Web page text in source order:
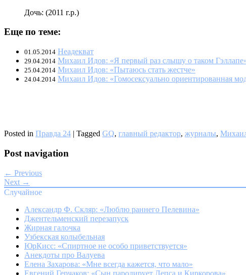
Дочь: (2011 г.р.)
Еще по теме:
01.05.2014 Неадекват
29.04.2014 Михаил Идов: «Я первый раз слышу о таком
25.04.2014 Михаил Идов: «Пытаюсь стать жестче»
24.04.2014 Михаил Идов: «Гомосексуально ориентированная
Posted in Правда 24 | Tagged GQ, главный редактор, журналы,
Post navigation
← Previous
Next →
Случайное
Александр Ф. Скляр: «Люблю раннего Пелевина»
Джентельменский перезапуск
Жирная галочка
Узбекская колыбельная
ЮрКисс: «Спиртное не особо приветствуется»
Анекдоты про Валуева
Елена Захарова: «Мне всегда кажется, что мало»
Евгений Герчаков: «Сын пародирует Лепса и Киркорова»